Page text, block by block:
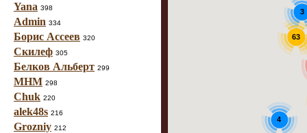
Yana 398
Admin 334
Борис Ассеев 320
Скилеф 305
Белков Альберт 299
МНМ 298
Chuk 220
alek48s 216
Grozniy 212
63
4
3